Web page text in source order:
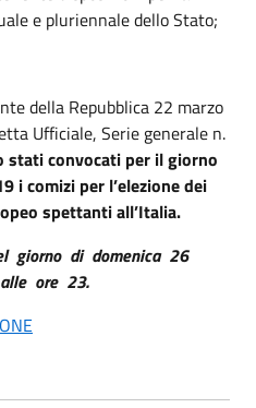
e pluriennale dello Stato;
della Repubblica 22 marzo
Ufficiale, Serie generale n.
stati convocati per il giorno
i comizi per l’elezione dei
spettanti all’Italia.
giorno di domenica 26
ore 23.